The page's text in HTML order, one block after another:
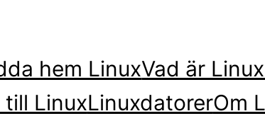
hem LinuxVad är
LinuxLinuxdatorerOm